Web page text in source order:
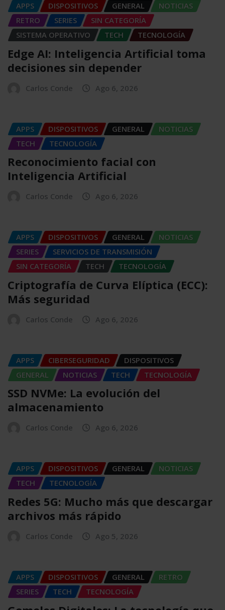
APPS DISPOSITIVOS GENERAL
NOTICIAS
RETRO
SERIES
SIN CATEGORÍA
SISTEMA OPERATIVO
TECH TECNOLOGÍA
Edge AI: Inteligencia Artificial toma
decisiones sin depender
Carlos Conde Ago 6, 2026
APPS DISPOSITIVOS GENERAL
NOTICIAS
TECH
TECNOLOGÍA
Reconocimiento facial con
Inteligencia Artificial
Carlos Conde Ago 6, 2026
APPS DISPOSITIVOS GENERAL
NOTICIAS
SERIES
SERVICIOS DE TRANSMISIÓN
SIN CATEGORÍA
TECH TECNOLOGÍA
Criptografía de Curva Elíptica (ECC):
Más seguridad
Carlos Conde Ago 6, 2026
APPS CIBERSEGURIDAD
DISPOSITIVOS
GENERAL
NOTICIAS TECH TECNOLOGÍA
SSD NVMe: La evolución del
almacenamiento
Carlos Conde Ago 6, 2026
APPS DISPOSITIVOS GENERAL
NOTICIAS
TECH
TECNOLOGÍA
Redes 5G: Mucho más que descargar
archivos más rápido
Carlos Conde Ago 5, 2026
APPS DISPOSITIVOS GENERAL
RETRO
SERIES
TECH TECNOLOGÍA